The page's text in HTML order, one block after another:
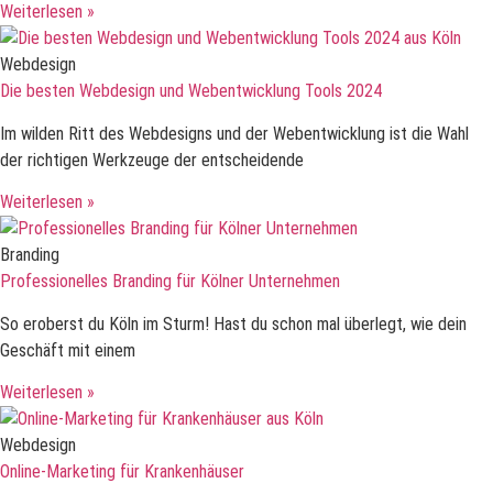
Weiterlesen »
Webdesign
Die besten Webdesign und Webentwicklung Tools 2024
Im wilden Ritt des Webdesigns und der Webentwicklung ist die Wahl
der richtigen Werkzeuge der entscheidende
Weiterlesen »
Branding
Professionelles Branding für Kölner Unternehmen
So eroberst du Köln im Sturm! Hast du schon mal überlegt, wie dein
Geschäft mit einem
Weiterlesen »
Webdesign
Online-Marketing für Krankenhäuser